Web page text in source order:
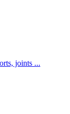
joints ...